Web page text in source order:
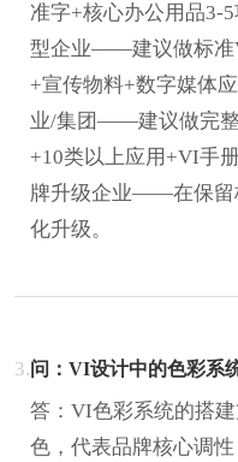
准字+核心办公用品3-
型企业——建议做标准
+宣传物料+数字媒体
业/集团——建议做完
+10类以上应用+VI手
牌升级企业——在保留
化升级。
3.问：VI设计中的色彩系
答：VI色彩系统的搭
色，代表品牌核心调